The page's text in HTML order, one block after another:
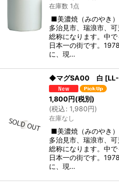
在庫数 1点
■美濃焼（みのやき）
多治見市、瑞浪市、
総称になります。中
日本一の街です。
に、現…
◆マグSA00 白 [
1,800円(税別)
(税込: 1,980円)
在庫なし
■美濃焼（みのやき）
多治見市、瑞浪市、
総称になります。中
日本一の街です。
に、現…